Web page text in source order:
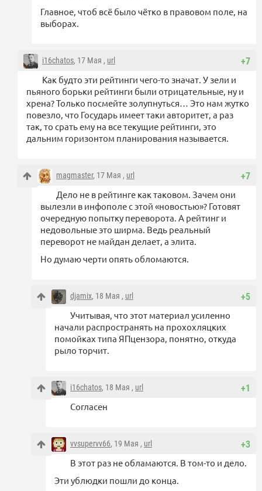
Главное, чтоб всё было чётко в правовом поле, на
выборах.
+7
i16chatos, 17 Мая , url
Как будто эти рейтинги чего-то значат. У зели и
пьяного борьки рейтинги были отрицательные, ну и
хрена? Только посмейте золупнуться… Это нам жутко
повезло, что Государь имеет таки авторитет, а раз
так, то срать ему на все текущие рейтинги, это
дальним горизонтом планирования называется.
+7
magmaster, 17 Мая , url
Дело не в рейтинге как таковом. Зачем они
вылезли в инфополе с этой «новостью»? Готовят
очередную попытку переворота. А рейтинг и
недовольные это ширма. Ведь реальный
переворот не майдан делает, а элита.
Но думаю черти опять обломаются.
+5
djamix, 18 Мая , url
Учитывая, что этот материал усиленно
начали распространять на прохохляцких
помойках типа ЯПцензора, понятно, откуда
рыло торчит.
+1
i16chatos, 18 Мая , url
Согласен
+3
vvsupervv66, 19 Мая , url
В этот раз не обламаются. В том-то и дело.
Эти ублюдки пошли до конца.